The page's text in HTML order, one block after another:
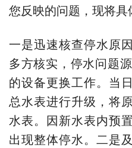
您反映的问题，现将具
一是迅速核查停水原
多方核实，停水问题
的设备更换工作。当
总水表进行升级，将
水表。因新水表内预
出现整体停水。二是